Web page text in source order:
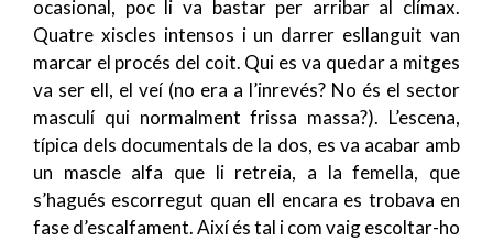
ocasional, poc li va bastar per arribar al clímax.
Quatre xiscles intensos i un darrer esllanguit van
marcar el procés del coit. Qui es va quedar a mitges
va ser ell, el veí (no era a l’inrevés? No és el sector
masculí qui normalment frissa massa?). L’escena,
típica dels documentals de la dos, es va acabar amb
un mascle alfa que li retreia, a la femella, que
s’hagués escorregut quan ell encara es trobava en
fase d’escalfament. Així és tal i com vaig escoltar-ho